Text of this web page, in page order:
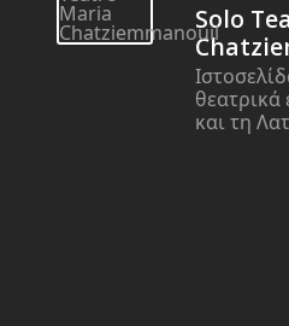
Solo
θεατρικά
και τη